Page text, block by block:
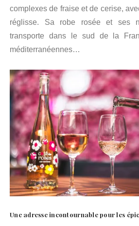
complexes de fraise et de cerise,
réglisse. Sa robe rosée et ses
transporte dans le sud de la
méditerranéennes…
Une adresse incontournable pour les